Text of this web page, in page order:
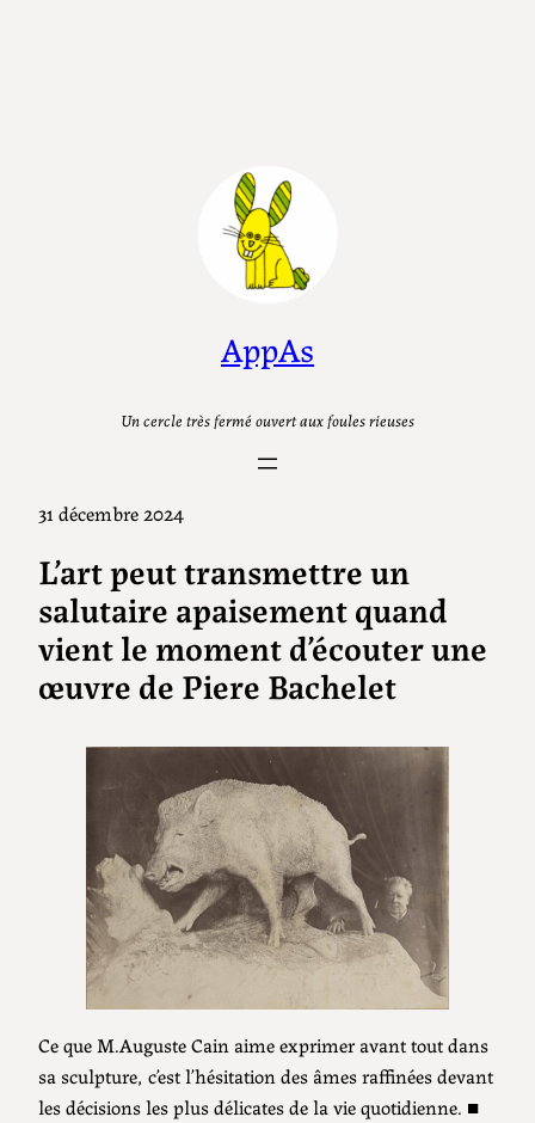
AppAs
Un cercle très fermé ouvert aux foules rieuses
31 décembre 2024
L’art peut transmettre un
salutaire apaisement quand
vient le moment d’écouter une
œuvre de Piere Bachelet
Ce que M.Auguste Cain aime exprimer avant tout dans
sa sculpture, c’est l’hésitation des âmes raffinées devant
les décisions les plus délicates de la vie quotidienne. ■